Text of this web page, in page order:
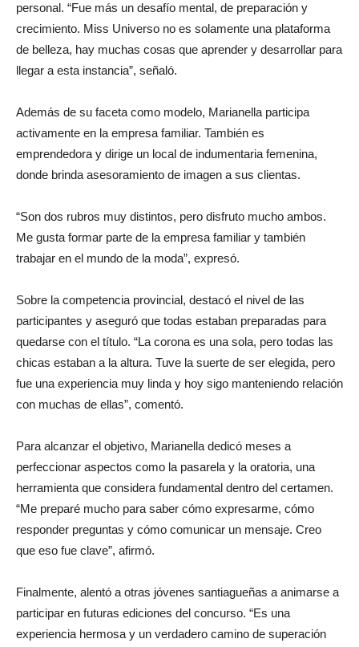
personal. “Fue más un desafío mental, de preparación y
crecimiento. Miss Universo no es solamente una plataforma
de belleza, hay muchas cosas que aprender y desarrollar para
llegar a esta instancia”, señaló.
Además de su faceta como modelo, Marianella participa
activamente en la empresa familiar. También es
emprendedora y dirige un local de indumentaria femenina,
donde brinda asesoramiento de imagen a sus clientas.
“Son dos rubros muy distintos, pero disfruto mucho ambos.
Me gusta formar parte de la empresa familiar y también
trabajar en el mundo de la moda”, expresó.
Sobre la competencia provincial, destacó el nivel de las
participantes y aseguró que todas estaban preparadas para
quedarse con el título. “La corona es una sola, pero todas las
chicas estaban a la altura. Tuve la suerte de ser elegida, pero
fue una experiencia muy linda y hoy sigo manteniendo relación
con muchas de ellas”, comentó.
Para alcanzar el objetivo, Marianella dedicó meses a
perfeccionar aspectos como la pasarela y la oratoria, una
herramienta que considera fundamental dentro del certamen.
“Me preparé mucho para saber cómo expresarme, cómo
responder preguntas y cómo comunicar un mensaje. Creo
que eso fue clave”, afirmó.
Finalmente, alentó a otras jóvenes santiagueñas a animarse a
participar en futuras ediciones del concurso. “Es una
experiencia hermosa y un verdadero camino de superación